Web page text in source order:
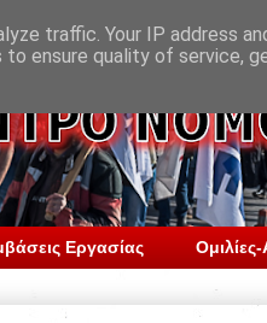
Εργασίας
traffic. Your IP address
ensure quality of service,